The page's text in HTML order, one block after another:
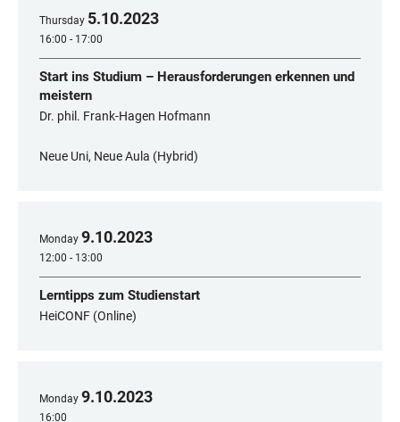
Thursday 5.10.2023
16:00 - 17:00
Start ins Studium – Herausforderungen erkennen und
meistern
Dr. phil. Frank-Hagen Hofmann
Neue Uni, Neue Aula (Hybrid)
Monday 9.10.2023
12:00 - 13:00
Lerntipps zum Studienstart
HeiCONF (Online)
Monday 9.10.2023
16:00